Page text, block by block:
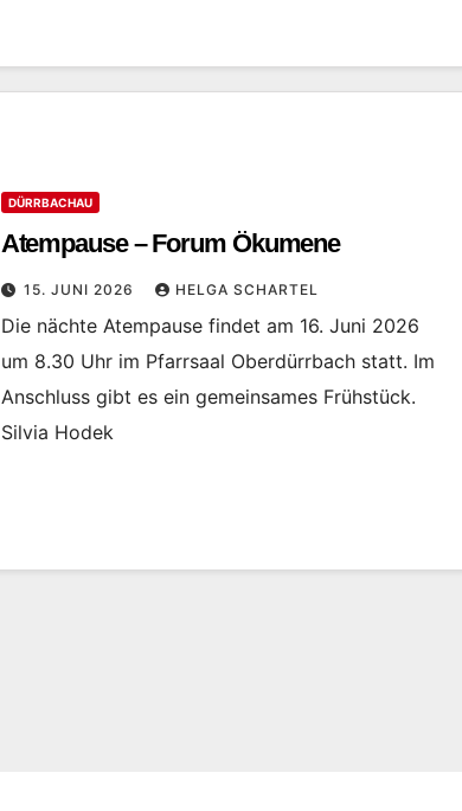
DÜRRBACHAU
Atempause – Forum Ökumene
15. JUNI 2026 HELGA SCHARTEL
Die nächte Atempause findet am 16. Juni 2026
um 8.30 Uhr im Pfarrsaal Oberdürrbach statt. Im
Anschluss gibt es ein gemeinsames Frühstück.
Silvia Hodek